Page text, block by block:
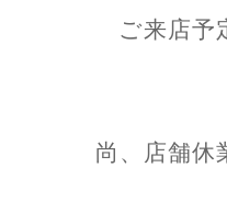
ご来店予
尚、店舗休